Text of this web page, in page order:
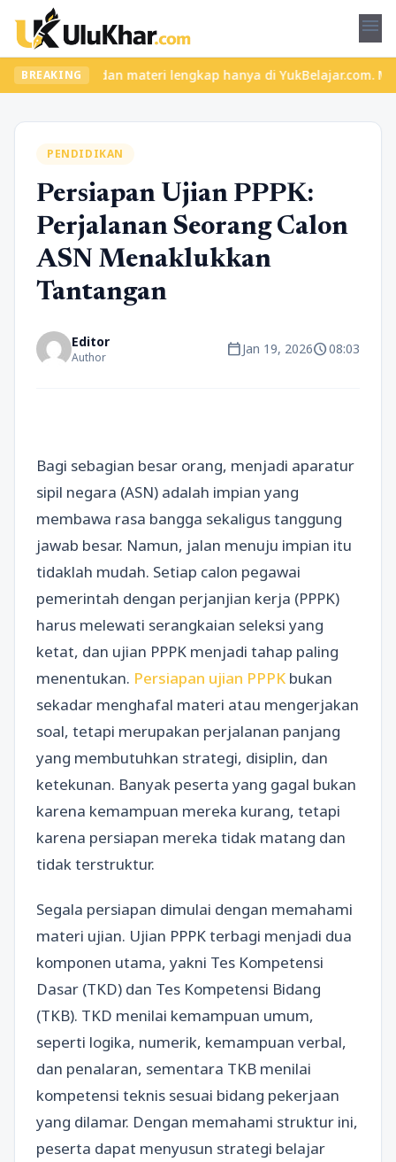
menu
BREAKING
seru dan materi lengkap hanya di YukBelajar.com.
PENDIDIKAN
Persiapan Ujian PPPK:
Perjalanan Seorang Calon
ASN Menaklukkan
Tantangan
Editor
Author calendar_todayJan 19, 2026schedule08:03
Bagi sebagian besar orang, menjadi aparatur
sipil negara (ASN) adalah impian yang
membawa rasa bangga sekaligus tanggung
jawab besar. Namun, jalan menuju impian itu
tidaklah mudah. Setiap calon pegawai
pemerintah dengan perjanjian kerja (PPPK)
harus melewati serangkaian seleksi yang
ketat, dan ujian PPPK menjadi tahap paling
menentukan. Persiapan ujian PPPK bukan
sekadar menghafal materi atau mengerjakan
soal, tetapi merupakan perjalanan panjang
yang membutuhkan strategi, disiplin, dan
ketekunan. Banyak peserta yang gagal bukan
karena kemampuan mereka kurang, tetapi
karena persiapan mereka tidak matang dan
tidak terstruktur.
Segala persiapan dimulai dengan memahami
materi ujian. Ujian PPPK terbagi menjadi dua
komponen utama, yakni Tes Kompetensi
Dasar (TKD) dan Tes Kompetensi Bidang
(TKB). TKD menilai kemampuan umum,
seperti logika, numerik, kemampuan verbal,
dan penalaran, sementara TKB menilai
kompetensi teknis sesuai bidang pekerjaan
yang dilamar. Dengan memahami struktur ini,
peserta dapat menyusun strategi belajar